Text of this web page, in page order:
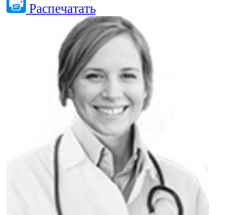
Распечатать